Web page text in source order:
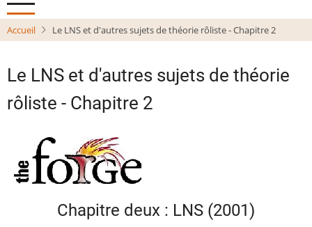
Accueil Le LNS et d'autres sujets de théorie rôliste - Chapitre 2
Le LNS et d'autres sujets de théorie
rôliste - Chapitre 2
Chapitre deux : LNS (2001)